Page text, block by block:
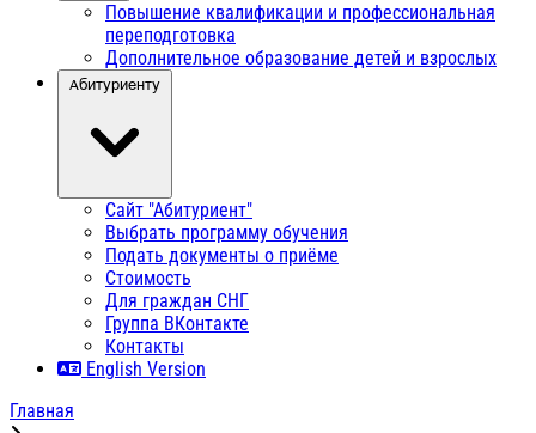
Повышение квалификации и профессиональная
переподготовка
Дополнительное образование детей и взрослых
Абитуриенту
Сайт "Абитуриент"
Выбрать программу обучения
Подать документы о приёме
Стоимость
Для граждан СНГ
Группа ВКонтакте
Контакты
English Version
Главная